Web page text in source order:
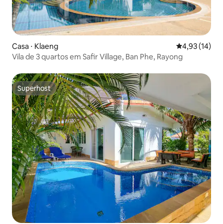
Casa ⋅ Klaeng 4,93 de uma
4,93 (14)
Vila de 3 quartos em Safir Village, Ban Phe, Rayong
Superhost
Superhost